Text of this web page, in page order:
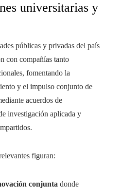
universitarias y
públicas y privadas del país
con compañías tanto
fomentando la
y el impulso conjunto de
acuerdos de
investigación aplicada y
figuran:
conjunta donde